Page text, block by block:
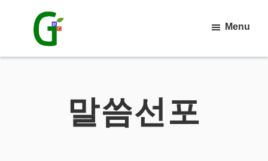
main
강
Menu
말씀선포